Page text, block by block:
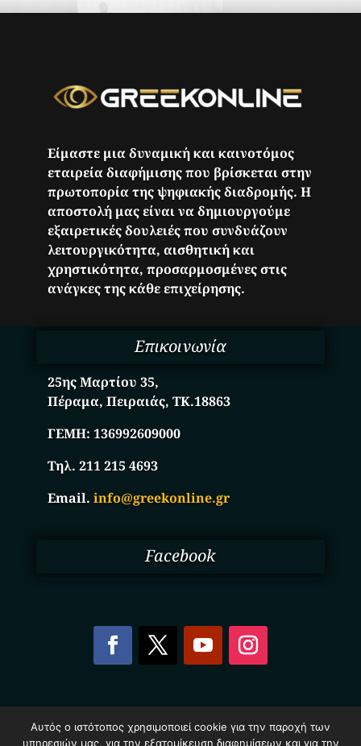
Είμαστε μια δυναμική και καινοτόμος
εταιρεία διαφήμισης που βρίσκεται στην
πρωτοπορία της ψηφιακής διαδρομής. Η
αποστολή μας είναι να δημιουργούμε
εξαιρετικές δουλειές που συνδυάζουν
λειτουργικότητα, αισθητική και
χρηστικότητα, προσαρμοσμένες στις
ανάγκες της κάθε επιχείρησης.
Επικοινωνία
25ης Μαρτίου 35,
Πέραμα, Πειραιάς, ΤΚ.18863
ΓΕΜΗ:136992609000
Τηλ. 211 215 4693
Email.info@greekonline.gr
Facebook
Επιχειρήσεων Ελλάδας – Greekonline.gr. All Rights
Αυτός ο ιστότοπος χρησιμοποιεί cookie για την παροχή των
υπηρεσιών μας, για την εξατομίκευση διαφημίσεων και για την